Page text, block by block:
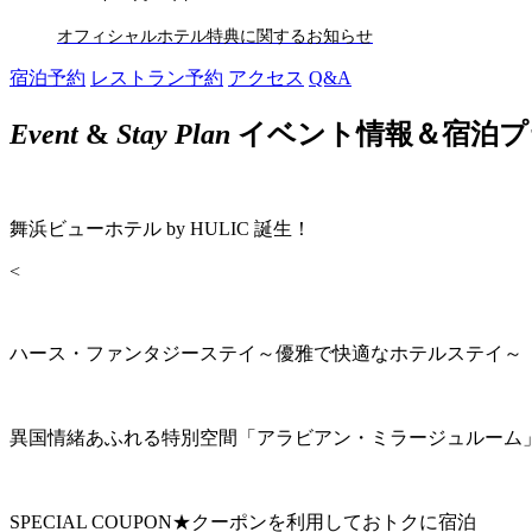
オフィシャルホテル特典に関するお知らせ
宿泊予約 レストラン予約 アクセス Q&A
Event& Stay Plan イベント情報＆宿泊
舞浜ビューホテル by HULIC 誕生！
<
ハース・ファンタジーステイ～優雅で快適なホテルステイ～
異国情緒あふれる特別空間「アラビアン・ミラージュルーム
SPECIAL COUPON★クーポンを利用しておトクに宿泊